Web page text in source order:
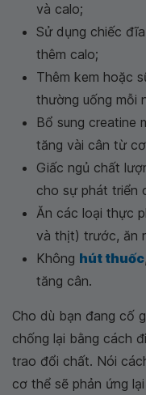
và calo;
Sử dụng chiếc
thêm calo;
Thêm kem hoặc
thường uống mỗi
Bổ sung creatine
tăng vài cân từ
Giấc ngủ chất
cho sự phát triển
Ăn các loại thực
và thịt) trước, ăn
Không hút thuốc
tăng cân.
Cho dù bạn đang cố
chống lại bằng cách
trao đổi chất. Nói
cơ thể sẽ phản ứng